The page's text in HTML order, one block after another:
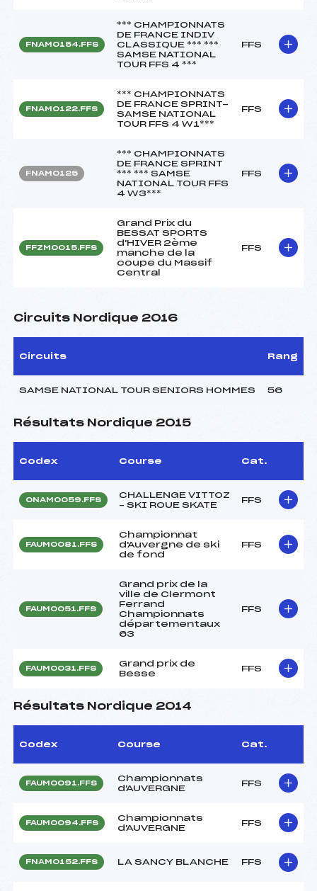
FNAM0154.FFS
*** CHAMPIONNATS
DE FRANCE INDIV
CLASSIQUE *** ***
SAMSE NATIONAL
TOUR FFS 4 ***
FFS
FNAM0122.FFS
*** CHAMPIONNATS
DE FRANCE SPRINT-
SAMSE NATIONAL
TOUR FFS 4 W1***
FFS
FNAM0125
*** CHAMPIONNATS
DE FRANCE SPRINT
*** *** SAMSE
NATIONAL TOUR FFS
4 W3***
FFS
FFZM0015.FFS
Grand Prix du
BESSAT SPORTS
d'HIVER 2ème
manche de la
coupe du Massif
Central
FFS
Circuits Nordique 2016
Circuits Rang
SAMSE NATIONAL TOUR SENIORS HOMMES 56
Résultats Nordique 2015
Codex Course Cat.
ONAM0059.FFS
CHALLENGE VITTOZ
– SKI ROUE SKATE
FFS
FAUM0081.FFS
Championnat
d'Auvergne de ski
de fond
FFS
FAUM0051.FFS
Grand prix de la
ville de Clermont
Ferrand
Championnats
départementaux
63
FFS
FAUM0031.FFS
Grand prix de
Besse
FFS
Résultats Nordique 2014
Codex Course Cat.
FAUM0091.FFS
Championnats
d'AUVERGNE
FFS
FAUM0094.FFS
Championnats
d'AUVERGNE
FFS
FNAM0152.FFS LA SANCY BLANCHE FFS